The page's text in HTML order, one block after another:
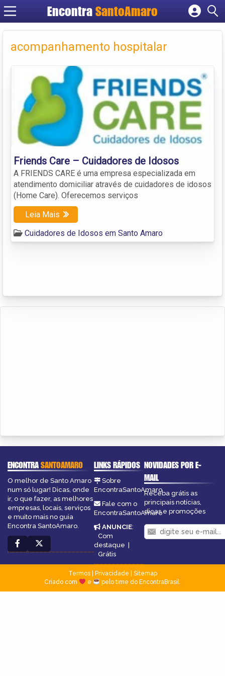
Encontra SantoAmaro
Cadastrar empresa
Criar conta
acompanhamento hospitalar
Friends Care – Cuidadores de Idosos
A FRIENDS CARE é uma empresa especializada em
atendimento domiciliar através de cuidadores de idosos
(Home Care). Oferecemos serviços
Leia Mais
Cuidadores de Idosos em Santo Amaro
ENCONTRASANTOAMARO
O melhor de Santo Amaro
num só lugar! Dicas, onde
ir, o que fazer, as melhores
empresas, locais, serviços
e muito mais no guia
Encontra SantoAmaro.
LINKS RÁPIDOS
Sobre
EncontraSantoAmaro
Fale com o
EncontraSantoAmaro
ANUNCIE:
Com
destaque |
Grátis
NOVIDADES POR E-
MAIL
Receba grátis as
principais notícias,
dicas e promoções
Termos| Privacidade
Sitemap
Criado com
e pelo time do EncontraBrasil